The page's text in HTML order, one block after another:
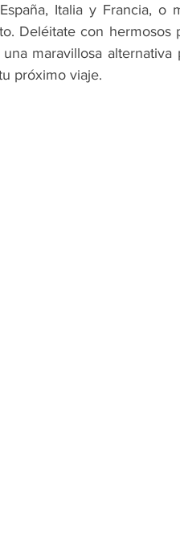
Italia y Francia,
Deléitate con
maravillosa
próximo viaje.